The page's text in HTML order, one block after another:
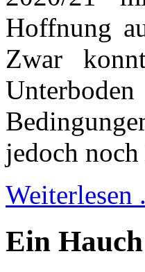
Hoffnung
Zwar
jedoch
Weiterlesen
Ein